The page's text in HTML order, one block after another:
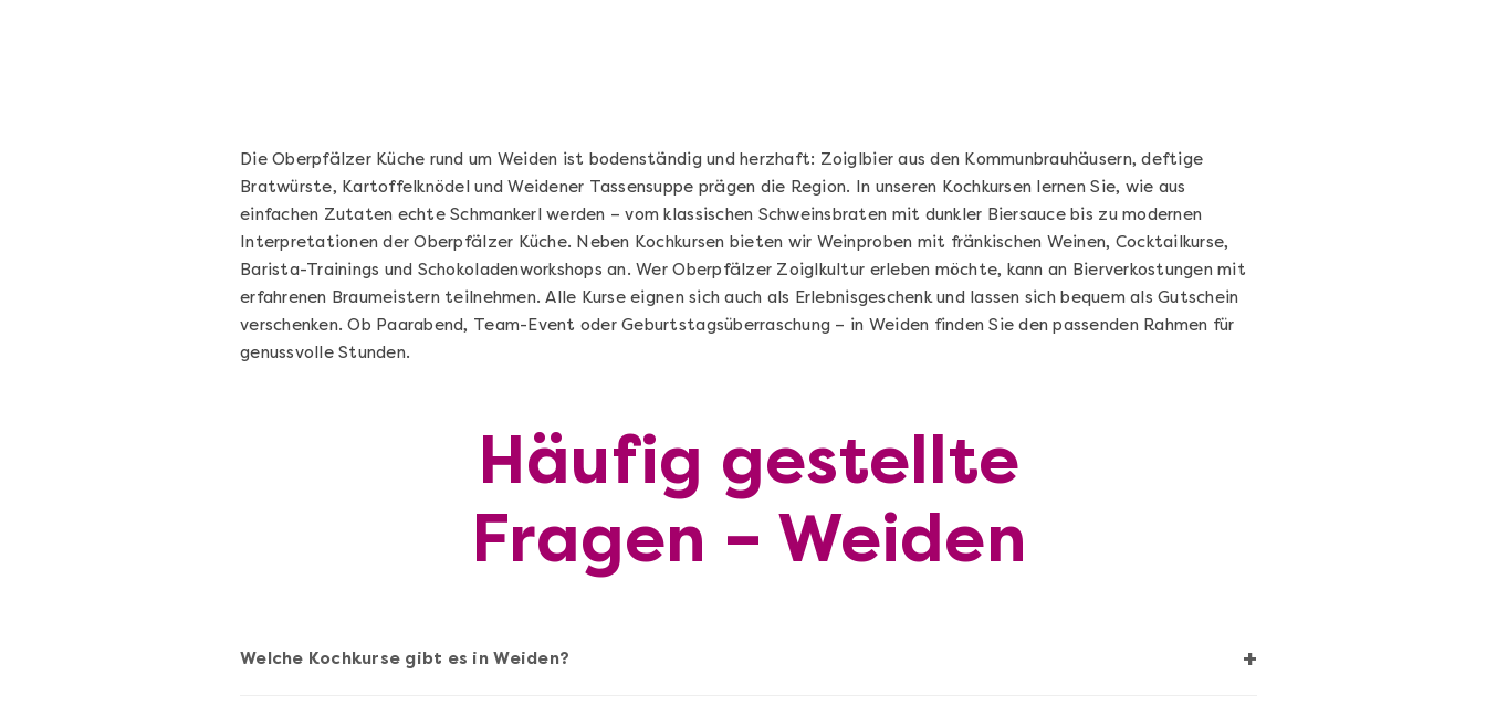
Vom richtigen Kneten und dem perfekten
Sushi Selber Machen - DIY-Set
Sushi Starter Set: DIY-Box mit Videokurs
Cocktails Selber Machen - DIY-
Cocktail Starter Set: DIY-Box mit
Videokurs
Die Oberpfälzer Küche rund um Weiden ist bodenständig und herzhaft: Zoiglbier aus den Kommunbrauhäusern, deftige
Bratwürste, Kartoffelknödel und Weidener Tassensuppe prägen die Region. In unseren Kochkursen lernen Sie, wie aus
einfachen Zutaten echte Schmankerl werden – vom klassischen Schweinsbraten mit dunkler Biersauce bis zu modernen
Interpretationen der Oberpfälzer Küche. Neben Kochkursen bieten wir Weinproben mit fränkischen Weinen, Cocktailkurse,
Barista-Trainings und Schokoladenworkshops an. Wer Oberpfälzer Zoiglkultur erleben möchte, kann an Bierverkostungen mit
erfahrenen Braumeistern teilnehmen. Alle Kurse eignen sich auch als Erlebnisgeschenk und lassen sich bequem als Gutschein
verschenken. Ob Paarabend, Team-Event oder Geburtstagsüberraschung – in Weiden finden Sie den passenden Rahmen für
genussvolle Stunden.
Häufig gestellte
Fragen – Weiden
Welche Kochkurse gibt es in Weiden? +